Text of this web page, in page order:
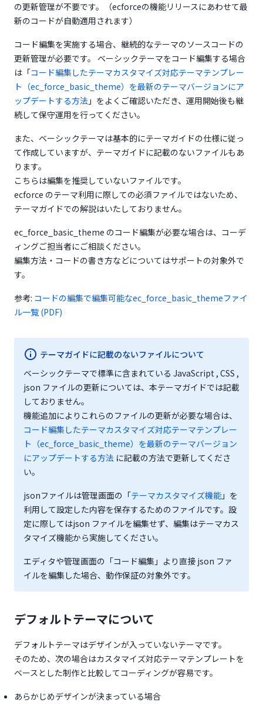
の更新管理が不要です。（ecforceの機能リリースにあわせて最
新のコードが自動適用されます）
コード編集を実施する場合、継続的なテーマのソースコードの
更新管理が必要です。 ベーシックテーマをコード編集する場合
は「コード編集したテーマカスタマイズ対応テーマテンプレー
ト（ec_force_basic_theme）を最新のテーマバージョンにア
ップデートする方法 (opens in a new tab)
」をよくご確認いただき、運用開始後も継
続して保守運用を行ってください。
また、ベーシックテーマは基本的にテーマガイドの仕様に従っ
て作成していますが、テーマガイドに記載のないファイルもあ
ります。
こちらは編集を推奨していないファイルです。
ecforce のテーマ利用に際しての必須ファイルではないため、
テーマガイドでの解説はいたしておりません。
ec_force_basic_theme のコード編集が必要な場合は、コーデ
ィングご担当者にご相談ください。
編集方法・コードの書き方などについてはサポートの対象外で
す。
参考: コードの編集で編集可能なec_force_basic_themeファイ
ル一覧 (PDF)
テーマガイドに記載のないファイルについて
ベーシックテーマで標準に含まれている JavaScript , CSS ,
json ファイルの更新については、本テーマガイドでは記載
しておりません。
機能追加によりこれらのファイルの更新が必要な場合は、
コード編集したテーマカスタマイズ対応テーマテンプレー
ト（ec_force_basic_theme）を最新のテーマバージョン
にアップデートする方法 (opens in a new tab)
に記載の方法で更新してくださ
い。
jsonファイルは管理画面の「テーマカスタマイズ機能(opens in
」を
利用して設定した内容を保存するためのファイルです。設
定に際してはjson ファイルを編集せず、編集はテーマカス
タマイズ機能から実施してください。
エディタや管理画面の「コード編集」より直接 json ファ
イルを編集した場合、動作保証の対象外です。
デフォルトテーマについて
デフォルトテーマはデザインが入っていないテーマです。
そのため、次の場合はカスタマイズ対応テーマテンプレートを
ベースとした制作と比較してコーディングが容易です。
あらかじめデザインが決まっている場合